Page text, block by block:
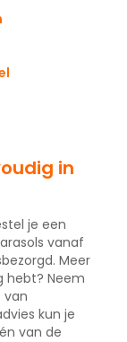
in
je een
vanaf
Meer
hebt? Neem
van
kun je
van de